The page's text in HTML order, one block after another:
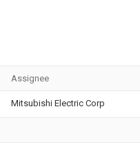
Assignee
Mitsubishi Electric Corp